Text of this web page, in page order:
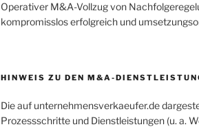
Operativer M&A-Vollzug von
kompromisslos erfolgreich und
HINWEIS ZU DEN M&A-
Die auf unternehmensverkaeufer.de
Prozessschritte und Dienstleistungen (u. a.